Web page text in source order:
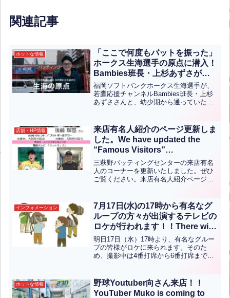
関連記事
ホットな情報
「ここで何度もバットを振った」
ホークス生海選手の原点に潜入！
Bambies班長・上杉あずさが迫
る若鷹の本音 Back to the Roots:
Hawks’ Ikumi Returns to His
Childhood Batting Center!
Uesugi.【ENG CHT KOR JPN】
福岡ソフトバンクホークス生海選手が、
若鷹応援チャンネルBambies班長・上杉
あずささんと、幼少期から通っていた三
に何度もバットを振り続けた思い出の場
所で練習を行い、当...全文はクリック
店舗・HP情報
来店有名人紹介のページ更新しま
した。We have updated the
“Famous Visitors”
section（ENG CHT KOR JPN）
三萩野バッティングセンターの来店有名
人のコーナーを更新いたしました。ぜひ
ご覧ください。来店有名人紹介ページ
ック
インフォメーション
7月17日(水)の17時から有名なグ
ループの方々が出演するテレビの
ロケが行われます！！There will
be a TV location shoot
featuring members of the
famous group on Wednesday,
【ENG CHT KOR JPN】
明日17日（水）17時より、有名なグルー
プの皆様がロケに来られます。そのた
め、撮影中は4番打席から6番打席までを
をおかけいたしますが、お客様第一の姿
勢で撮影を行いますの...全文はクリック
ホットな情報
野球Youtuber向さん来店！！
YouTuber Muko is coming to